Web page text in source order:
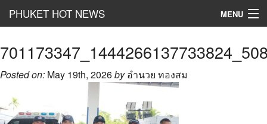
PHUKET HOT NEWS MENU
HotGossip
Posted on: May 19th, 2026byอำนวย ทองสม